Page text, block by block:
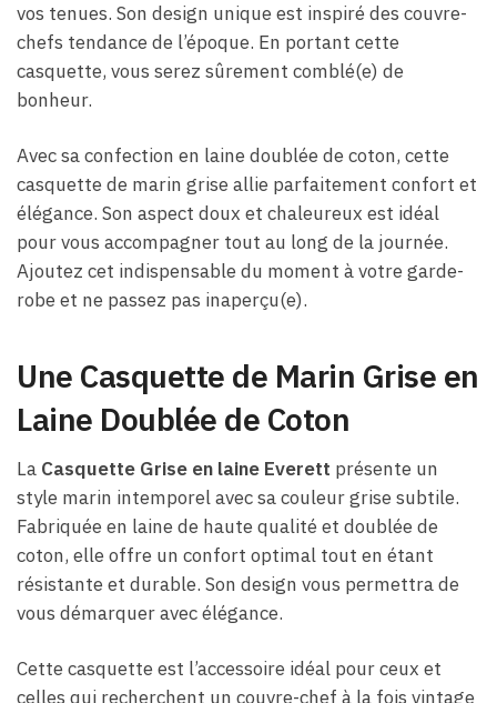
vos tenues. Son design unique est inspiré des couvre-
chefs tendance de l’époque. En portant cette
casquette, vous serez sûrement comblé(e) de
bonheur.
Avec sa confection en laine doublée de coton, cette
casquette de marin grise allie parfaitement confort et
élégance. Son aspect doux et chaleureux est idéal
pour vous accompagner tout au long de la journée.
Ajoutez cet indispensable du moment à votre garde-
robe et ne passez pas inaperçu(e).
Une Casquette de Marin Grise en
Laine Doublée de Coton
La Casquette Grise en laine Everett présente un
style marin intemporel avec sa couleur grise subtile.
Fabriquée en laine de haute qualité et doublée de
coton, elle offre un confort optimal tout en étant
résistante et durable. Son design vous permettra de
vous démarquer avec élégance.
Cette casquette est l’accessoire idéal pour ceux et
celles qui recherchent un couvre-chef à la fois vintage